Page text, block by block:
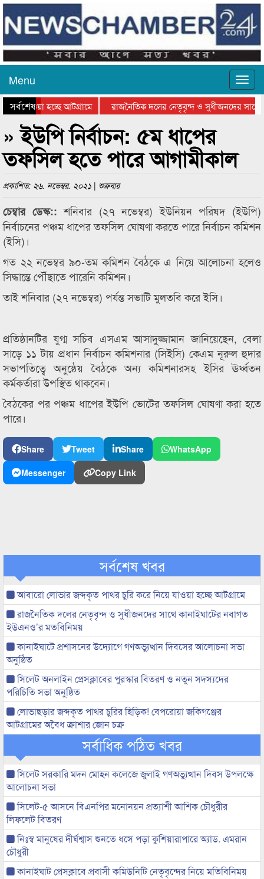
Menu
সর্বশেষ
যাওয়া হচ্ছে আটগ্রামে
রাজনৈতিক দলের নেতৃবৃন্দ ও সুধীজনদের সাথে
পুরস্কার বিতরণ সম্পন্ন
» ইউপি নির্বাচন: ৫ম ধাপের
তফসিল হতে পারে আগামীকাল
প্রকাশিত: ২৬. নভেম্বর. ২০২১ | শুক্রবার
চেম্বার ডেস্ক::শনিবার (২৭ নভেম্বর) ইউনিয়ন পরিষদ (ইউপি)
নির্বাচনের পঞ্চম ধাপের তফসিল ঘোষণা করতে পারে নির্বাচন কমিশন
(ইসি)।
গত ২২ নভেম্বর ৯০-তম কমিশন বৈঠকে এ নিয়ে আলোচনা হলেও
সিদ্ধান্তে পৌঁছাতে পারেনি কমিশন।
তাই শনিবার (২৭ নভেম্বর) পর্যন্ত সভাটি মুলতবি করে ইসি।
প্রতিষ্ঠানটির যুগ্ম সচিব এসএম আসাদুজ্জামান জানিয়েছেন, বেলা
সাড়ে ১১ টায় প্রধান নির্বাচন কমিশনার (সিইসি) কেএম নূরুল হুদার
সভাপতিত্বে অনুষ্ঠেয় বৈঠকে অন্য কমিশনারসহ ইসির ঊর্ধ্বতন
কর্মকর্তারা উপস্থিত থাকবেন।
বৈঠকের পর পঞ্চম ধাপের ইউপি ভোটের তফসিল ঘোষণা করা হতে
পারে।
Share Tweet Share
WhatsApp
Messenger
Copy Link
সর্বশেষ খবর
আবারো লোভার জব্দকৃত পাথর চুরি করে নিয়ে যাওয়া হচ্ছে আটগ্রামে
রাজনৈতিক দলের নেতৃবৃন্দ ও সুধীজনদের সাথে কানাইঘাটের নবাগত
ইউএনও’র মতবিনিময়
কানাইঘাটে প্রশাসনের উদ্যোগে গণঅভ্যুত্থান দিবসের আলোচনা সভা
অনুষ্ঠিত
সিলেট অনলাইন প্রেসক্লাবের পুরস্কার বিতরণ ও নতুন সদস্যদের
পরিচিতি সভা অনুষ্ঠিত
লোভাছড়ার জব্দকৃত পাথর চুরির হিড়িক! বেপরোয়া জকিগঞ্জের
আটগ্রামের অবৈধ ক্রাশার জোন চক্র
সর্বাধিক পঠিত খবর
সিলেট সরকারি মদন মোহন কলেজে জুলাই গণঅভ্যুত্থান দিবস উপলক্ষে
আলোচনা সভা
সিলেট-৫ আসনে বিএনপির মনোনয়ন প্রত্যাশী আশিক চৌধুরীর
লিফলেট বিতরণ
নিঃস্ব মানুষের দীর্ঘশ্বাস শুনতে ধসে পড়া কুশিয়ারাপারে অ্যাড. এমরান
চৌধুরী
কানাইঘাট প্রেসক্লাবে প্রবাসী কমিউনিটি নেতৃবৃন্দের নিয়ে মতিবিনিময়